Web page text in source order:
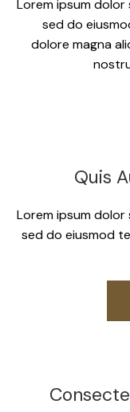
Lorem ipsum
sed do
dolore magna
Quis
Lorem ipsum
sed do eiusmod